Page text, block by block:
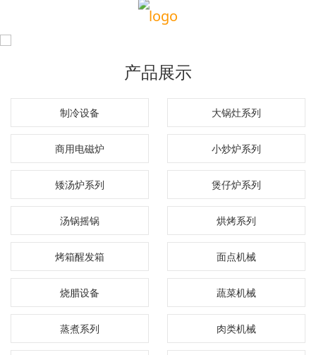
产品展示
制冷设备 大锅灶系列
商用电磁炉 小炒炉系列
矮汤炉系列 煲仔炉系列
汤锅摇锅 烘烤系列
烤箱醒发箱 面点机械
烧腊设备 蔬菜机械
蒸煮系列 肉类机械